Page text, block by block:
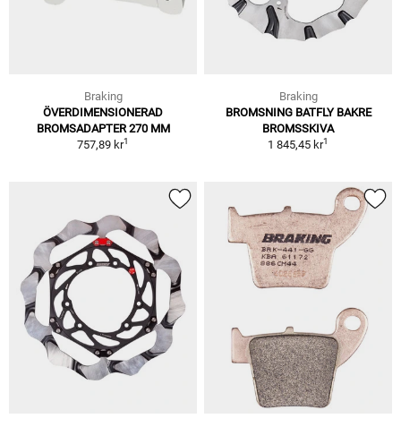
Braking
ÖVERDIMENSIONERAD
BROMSADAPTER 270 MM
757,89 kr1
Braking
BROMSNING BATFLY BAKRE
BROMSSKIVA
1 845,45 kr1